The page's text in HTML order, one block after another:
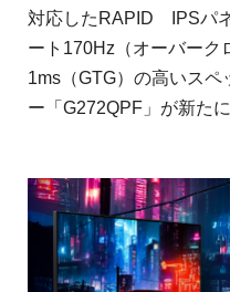
対応したRAPID IPSパ
ート170Hz（オーバーク
1ms（GTG）の高いスペ
ー「G272QPF」が新た